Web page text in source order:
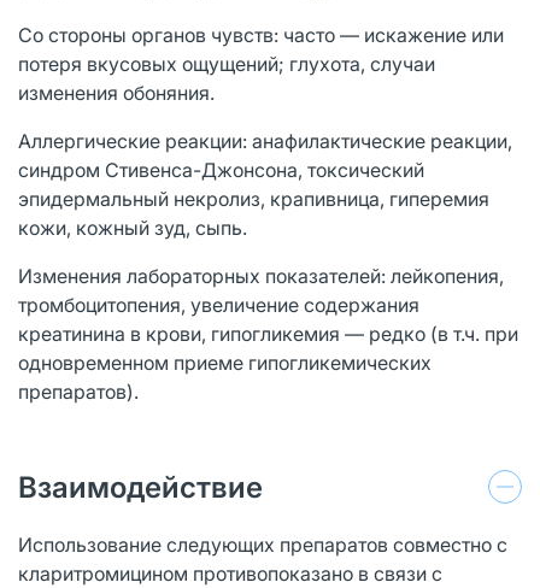
Со стороны органов чувств: часто — искажение или
потеря вкусовых ощущений; глухота, случаи
изменения обоняния.
Аллергические реакции: анафилактические реакции,
синдром Стивенса-Джонсона, токсический
эпидермальный некролиз, крапивница, гиперемия
кожи, кожный зуд, сыпь.
Изменения лабораторных показателей: лейкопения,
тромбоцитопения, увеличение содержания
креатинина в крови, гипогликемия — редко (в т.ч. при
одновременном приеме гипогликемических
препаратов).
Взаимодействие
Использование следующих препаратов совместно с
кларитромицином противопоказано в связи с